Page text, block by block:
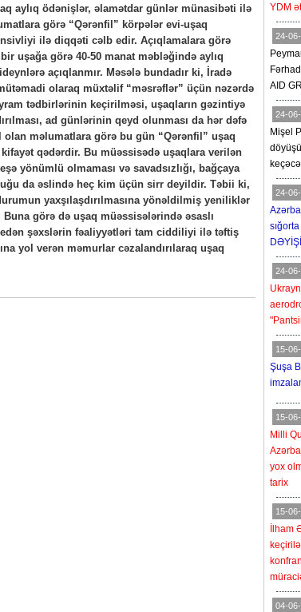
aylıq ödənişlər, əlamətdar günlər münasibəti ilə
görə “Qərənfil” körpələr evi-uşaq
ilə diqqəti cəlb edir. Açıqlamalara görə
uşağa görə 40-50 manat məbləğində aylıq
açıqlanmır. Məsələ bundadır ki, İradə
olaraq müxtəlif “məsrəflər” üçün nəzərdə
tədbirlərinin keçirilməsi, uşaqların gəzintiyə
ad günlərinin qeyd olunması da hər dəfə
məlumatlara görə bu gün “Qərənfil” uşaq
qədərdir. Bu müəssisədə uşaqlara verilən
yönümlü olmaması və savadsızlığı, bağçaya
da əslində heç kim üçün sirr deyildir. Təbii ki,
yaxşılaşdırılmasına yönəldilmiş yeniliklər
görə də uşaq müəssisələrində əsaslı
şəxslərin fəaliyyətləri tam ciddiliyi ilə təftiş
yol verən məmurlar cəzalandırılaraq uşaq
YDM
24-
AID
24-
Mişel
24-
24-
15-
Şuşa
15-
Milli
yox
tarix
15-
İlham
04-